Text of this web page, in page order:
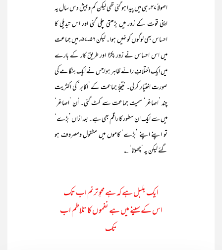
اصولاً ۴۷ء ہی میں پیدا ہو گئی تھی لیکن کم وبیش دس سال یہ
اپنی قوت کے زور میں بڑھتی چلی گئی اور اس تبدیلی کا
احساس بھی لوگوں کو نہیں ہوا۔ لیکن ۵۶-۵۷ء میں جماعت
میں اس احساس نے زور پکڑا اور طریق کار کے بارے
میں ایک اختلافِ رائے ظاہر ہواجس نے ایک ہنگامے کی
صورت اختیار کر لی۔ نتیجۃً جماعت کے ’اکابر‘ کی اکثریت
چند ’اصاغر‘ سمیت جماعت سے کٹ گئی۔ اُن ’اصاغر‘
میں سے ایک ان سطور کا راقم بھی ہے۔ بعد ازاں ’بڑے‘
تو اپنے اپنے ’بڑے‘ کاموں میں مشغول ومصروف ہو
گئے لیکن یہ ’چھوٹا‘ ؎
ایک بلبل ہے کہ ہے محوِ ترنم اب تک
اس کے سینے میں ہے نغموں کا تلاطم اب
تک